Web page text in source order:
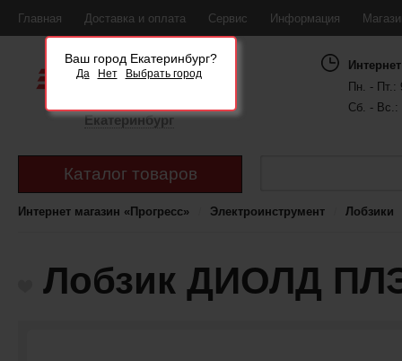
Главная Доставка и оплата Сервис Информация
Ваш город Екатеринбург?
Да Нет Выбрать город
Екатеринбург
Пн. - Пт.:
Сб. - Вс.:
Каталог товаров
Интернет магазин «Прогресс» Электроинструмент Лобзики
Лобзик ДИОЛД